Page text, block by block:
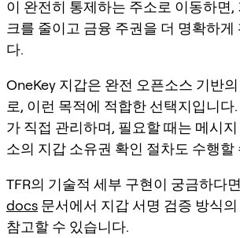
이 완전히 통제하는 주소로 이동하면,
크를 줄이고 금융 주권을 더 명확하게
다.
OneKey 지갑은 완전 오픈소스 기반
로, 이런 목적에 적합한 선택지입니
가 직접 관리하며, 필요할 때는 메시
소의 지갑 소유권 확인 절차도 수행할
TFR의 기술적 세부 구현이 궁금하다면
docs 문서에서 지갑 서명 검증 방식
참고할 수 있습니다.